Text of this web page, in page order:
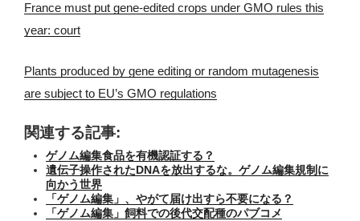
France must put gene-edited crops under GMO rules this
year: court
Plants produced by gene editing or random mutagenesis
are subject to EU’s GMO regulations
関連する記事:
ゲノム編集食品を有機認証する？
遺伝子操作されたDNAを放出するな。ゲノム編集規制に
向かう世界
「ゲノム編集」、やがて届け出すら不要になる？
「ゲノム編集」飼料での後代交配種のパブコメ